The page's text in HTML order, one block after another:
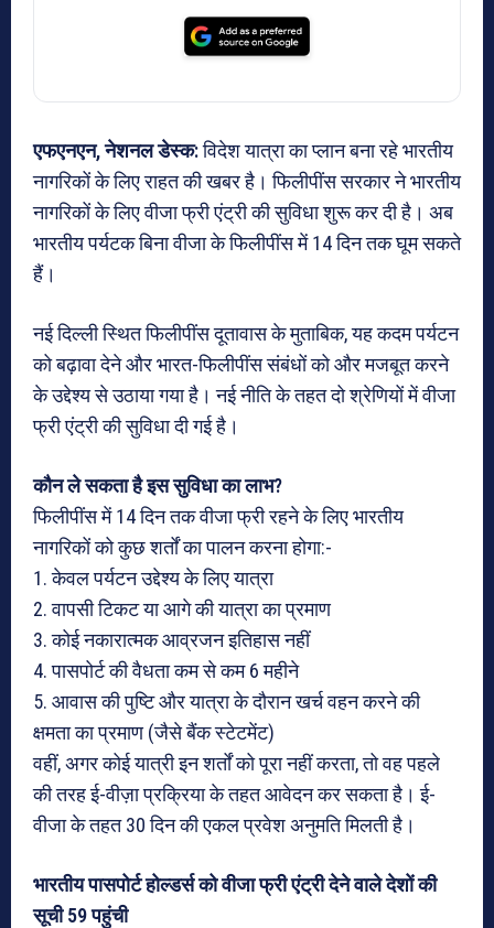
एफएनएन, नेशनल डेस्क:विदेश यात्रा का प्लान बना रहे भारतीय
नागरिकों के लिए राहत की खबर है। फिलीपींस सरकार ने भारतीय
नागरिकों के लिए वीजा फ्री एंट्री की सुविधा शुरू कर दी है। अब
भारतीय पर्यटक बिना वीजा के फिलीपींस में 14 दिन तक घूम सकते
हैं।
नई दिल्ली स्थित फिलीपींस दूतावास के मुताबिक, यह कदम पर्यटन
को बढ़ावा देने और भारत-फिलीपींस संबंधों को और मजबूत करने
के उद्देश्य से उठाया गया है। नई नीति के तहत दो श्रेणियों में वीजा
फ्री एंट्री की सुविधा दी गई है।
कौन ले सकता है इस सुविधा का लाभ?
फिलीपींस में 14 दिन तक वीजा फ्री रहने के लिए भारतीय
नागरिकों को कुछ शर्तों का पालन करना होगा:-
1. केवल पर्यटन उद्देश्य के लिए यात्रा
2. वापसी टिकट या आगे की यात्रा का प्रमाण
3. कोई नकारात्मक आव्रजन इतिहास नहीं
4. पासपोर्ट की वैधता कम से कम 6 महीने
5. आवास की पुष्टि और यात्रा के दौरान खर्च वहन करने की
क्षमता का प्रमाण (जैसे बैंक स्टेटमेंट)
वहीं, अगर कोई यात्री इन शर्तों को पूरा नहीं करता, तो वह पहले
की तरह ई-वीज़ा प्रक्रिया के तहत आवेदन कर सकता है। ई-
वीजा के तहत 30 दिन की एकल प्रवेश अनुमति मिलती है।
भारतीय पासपोर्ट होल्डर्स को वीजा फ्री एंट्री देने वाले देशों की
सूची 59 पहुंची